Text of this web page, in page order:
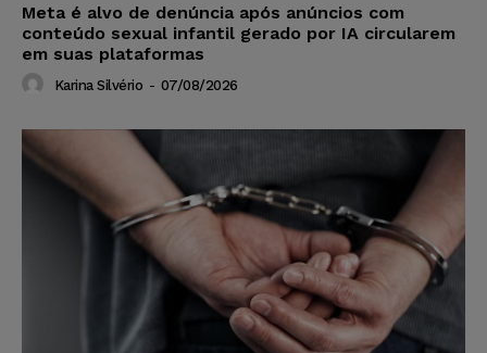
Meta é alvo de denúncia após anúncios com
conteúdo sexual infantil gerado por IA circularem
em suas plataformas
Karina Silvério - 07/08/2026